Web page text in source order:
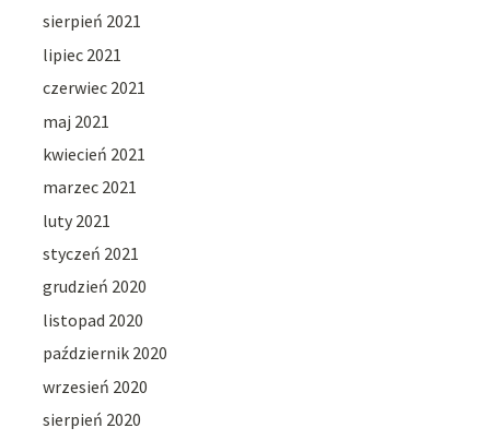
sierpień 2021
lipiec 2021
czerwiec 2021
maj 2021
kwiecień 2021
marzec 2021
luty 2021
styczeń 2021
grudzień 2020
listopad 2020
październik 2020
wrzesień 2020
sierpień 2020